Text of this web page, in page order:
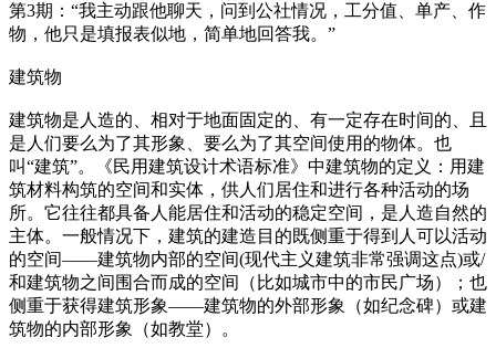
第3期：“我主动跟他聊天，问到公社情况，工分值、单产、作
物，他只是填报表似地，简单地回答我。”
建筑物
建筑物是人造的、相对于地面固定的、有一定存在时间的、且
是人们要么为了其形象、要么为了其空间使用的物体。也
叫“建筑”。《民用建筑设计术语标准》中建筑物的定义：用建
筑材料构筑的空间和实体，供人们居住和进行各种活动的场
所。它往往都具备人能居住和活动的稳定空间，是人造自然的
主体。一般情况下，建筑的建造目的既侧重于得到人可以活动
的空间——建筑物内部的空间(现代主义建筑非常强调这点)或/
和建筑物之间围合而成的空间（比如城市中的市民广场）；也
侧重于获得建筑形象——建筑物的外部形象（如纪念碑）或建
筑物的内部形象（如教堂）。